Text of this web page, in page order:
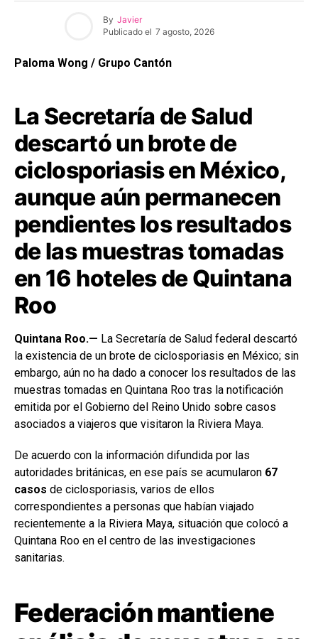
By Javier
Publicado el 7 agosto, 2026
Paloma Wong / Grupo Cantón
La Secretaría de Salud
descartó un brote de
ciclosporiasis en México,
aunque aún permanecen
pendientes los resultados
de las muestras tomadas
en 16 hoteles de Quintana
Roo
Quintana Roo.— La Secretaría de Salud federal descartó
la existencia de un brote de ciclosporiasis en México; sin
embargo, aún no ha dado a conocer los resultados de las
muestras tomadas en Quintana Roo tras la notificación
emitida por el Gobierno del Reino Unido sobre casos
asociados a viajeros que visitaron la Riviera Maya.
De acuerdo con la información difundida por las
autoridades británicas, en ese país se acumularon 67
casos de ciclosporiasis, varios de ellos
correspondientes a personas que habían viajado
recientemente a la Riviera Maya, situación que colocó a
Quintana Roo en el centro de las investigaciones
sanitarias.
Federación mantiene